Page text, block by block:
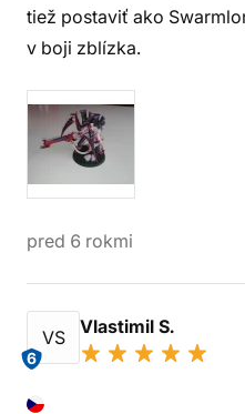
tiež postaviť ako
v boji zblízka.
pred 6 rokmi
VS
6
Vlastimil S.